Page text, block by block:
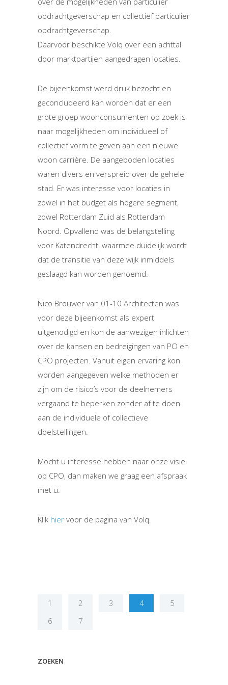
opdrachtgeverschap en collectief particulier
opdrachtgeverschap.
Daarvoor beschikte Volq over een achttal
door marktpartijen aangedragen locaties.
De bijeenkomst werd druk bezocht en
geconcludeerd kan worden dat er een
grote groep woonconsumenten op zoek is
naar mogelijkheden om individueel of
collectief vorm te geven aan een nieuwe
woon carrière. De aangeboden locaties
waren divers en verspreid over de gehele
stad. Er was interesse voor locaties in
zowel in het budget als hogere segment,
zowel Rotterdam Zuid als Rotterdam
Noord. Opvallend was de belangstelling
voor Katendrecht, waarmee duidelijk wordt
dat de transitie van deze wijk inmiddels
geslaagd kan worden genoemd.
Nico Brouwer van 01-10 Architecten was
voor deze bijeenkomst als expert
uitgenodigd en kon de aanwezigen inlichten
over de kansen en bedreigingen van PO en
CPO projecten. Vanuit eigen ervaring kon
worden aangegeven welke methoden er
zijn om de risico’s voor de deelnemers
vergaand te beperken zonder af te doen
aan de individuele of collectieve
doelstellingen.
Mocht u interesse hebben naar onze visie
op CPO, dan maken we graag een afspraak
met u.
Klik hier voor de pagina van Volq.
1 2 3 4
5
6
7
ZOEKEN